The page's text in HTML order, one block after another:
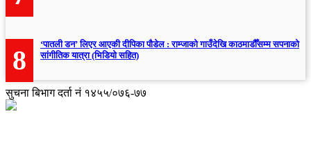
8
‘पातली डन’ लिएर आएकी दीपिका पौडेल : राम्जाको गाउँदेखि काठमाडौँसम्म सपनाको
सांगीतिक यात्रा (भिडियो सहित)
सुचना बिभाग दर्ता नं १४५५/०७६-७७